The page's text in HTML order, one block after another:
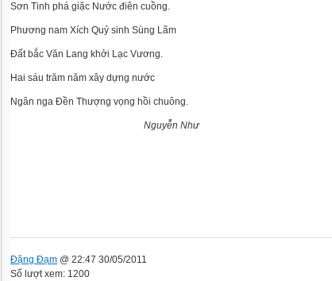
Sơn Tinh phá giặc Nước điên cuồng.
Phương nam Xích Quỷ sinh Sùng Lãm
Đất bắc Văn Lang khởi Lạc Vương.
Hai sáu trăm năm xây dựng nước
Ngân nga Đền Thượng vọng hồi chuông.
Nguyễn Như
Đặng Đạm @ 22:47 30/05/2011
Số lượt xem: 1200